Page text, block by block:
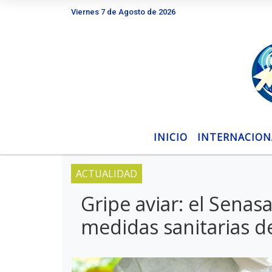
Viernes 7 de Agosto de 2026
Hoy es Viernes 7 de Agosto de 2026 y son
INICIO
ACTUALIDAD
Gripe aviar: el
medidas sanitarias